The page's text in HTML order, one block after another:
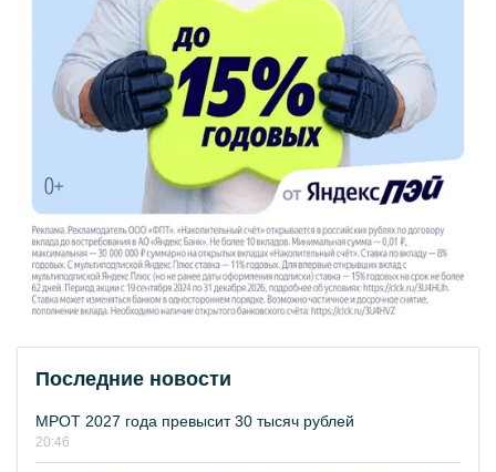
Последние новости
МРОТ 2027 года превысит 30 тысяч рублей
20:46